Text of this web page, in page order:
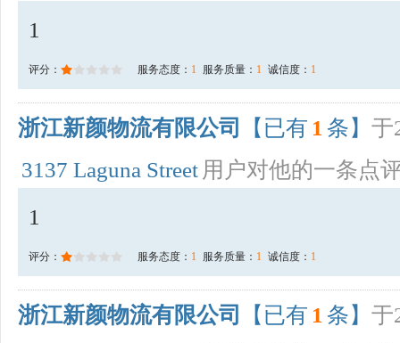
1
评分： 服务态度： 1 服务质量： 1 诚信度： 1
浙江新颜物流有限公司 【已有 1 条】 于
3137 Laguna Street 用户对他的一条点
1
评分： 服务态度： 1 服务质量： 1 诚信度： 1
浙江新颜物流有限公司 【已有 1 条】 于